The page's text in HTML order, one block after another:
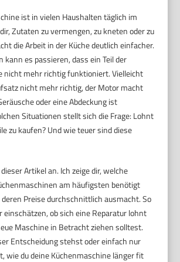
ist in vielen Haushalten täglich im
Zutaten zu vermengen, zu kneten oder zu
die Arbeit in der Küche deutlich einfacher.
kann es passieren, dass ein Teil der
nicht mehr richtig funktioniert. Vielleicht
nicht mehr richtig, der Motor macht
oder eine Abdeckung ist
Situationen stellt sich die Frage: Lohnt
zu kaufen? Und wie teuer sind diese
Artikel an. Ich zeige dir, welche
am häufigsten benötigt
Preise durchschnittlich ausmacht. So
einschätzen, ob sich eine Reparatur lohnt
Maschine in Betracht ziehen solltest.
Entscheidung stehst oder einfach nur
wie du deine Küchenmaschine länger fit